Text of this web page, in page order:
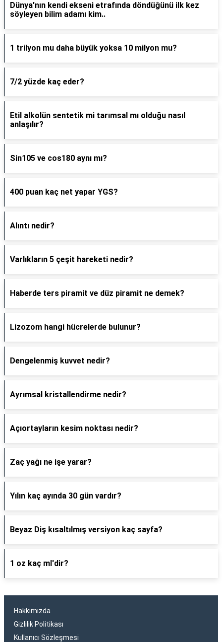
Dünya'nın kendi ekseni etrafında döndüğünü ilk kez
söyleyen bilim adamı kim..
1 trilyon mu daha büyük yoksa 10 milyon mu?
7/2 yüzde kaç eder?
Etil alkolün sentetik mi tarımsal mı olduğu nasıl
anlaşılır?
Sin105 ve cos180 aynı mı?
400 puan kaç net yapar YGS?
Alıntı nedir?
Varlıkların 5 çeşit hareketi nedir?
Haberde ters piramit ve düz piramit ne demek?
Lizozom hangi hücrelerde bulunur?
Dengelenmiş kuvvet nedir?
Ayrımsal kristallendirme nedir?
Açıortayların kesim noktası nedir?
Zaç yağı ne işe yarar?
Yılın kaç ayında 30 gün vardır?
Beyaz Diş kısaltılmış versiyon kaç sayfa?
1 oz kaç ml'dir?
Hakkımızda
Gizlilik Politikası
Kullanıcı Sözleşmesi